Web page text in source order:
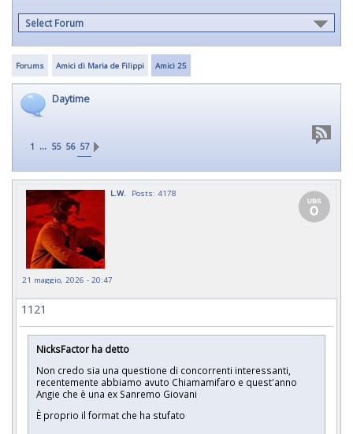
Select Forum
Forums Amici di Maria de Filippi Amici 25
Daytime
1 ... 55 56 57
L.W. Posts: 4178
21 maggio, 2026 - 20:47
1121
NicksFactor ha detto
Non credo sia una questione di concorrenti interessanti,
recentemente abbiamo avuto Chiamamifaro e quest'anno
Angie che è una ex Sanremo Giovani
È proprio il format che ha stufato